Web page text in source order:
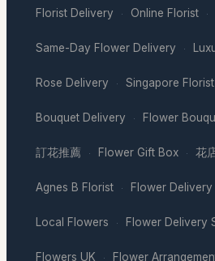
Florist Delivery · Online Florist ·
Same-Day Flower Delivery ·
Rose Delivery · Singapore Florist
Bouquet Delivery · Flower
訂花推薦 · Flower Gift Box · 花
Agnes B Florist · Flower Delivery
Local Flowers · Flower Delivery
Flowers UK · Flower